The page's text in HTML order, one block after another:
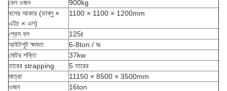
বেল ওজন
900kg
বলের আকার (ডাব্লু ×
এইচ × এল)
1100 × 1100 × 1200mm
প্রেস বল
125t
আউটপুট ক্ষমতা
6-8ton / ঘঃ
মোটর শক্তি
37kw
তারের strapping
5 তারের
মাত্রা
11150 × 8500 × 3500mm
ওজন
16ton